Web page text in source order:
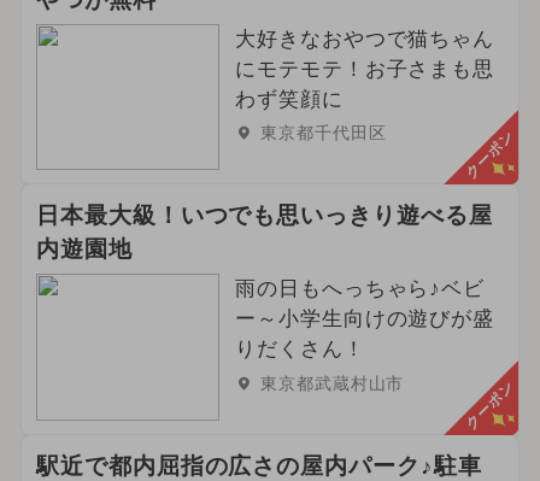
大好きなおやつで猫ちゃん
にモテモテ！お子さまも思
わず笑顔に
東京都千代田区 クーポン
日本最大級！いつでも思いっきり遊べる屋
内遊園地
雨の日もへっちゃら♪ベビ
ー～小学生向けの遊びが盛
りだくさん！
東京都武蔵村山市 クーポン
駅近で都内屈指の広さの屋内パーク♪駐車